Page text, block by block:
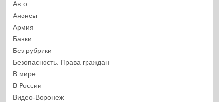
Авто
Анонсы
Армия
Банки
Без рубрики
Безопасность. Права граждан
В мире
В России
Видео-Воронеж